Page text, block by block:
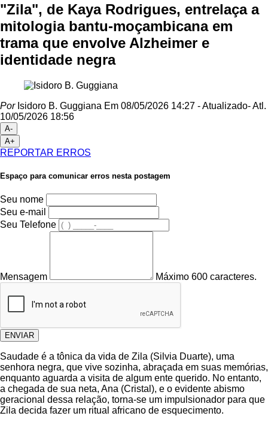
"Zila", de Kaya Rodrigues, entrelaça a
mitologia bantu-moçambicana em
trama que envolve Alzheimer e
identidade negra
PorIsidoro B. Guggiana Em 08/05/2026 14:27 - Atualizado- Atl.
10/05/2026 18:56
A-
A+
REPORTAR ERROS
Espaço para comunicar erros nesta postagem
Seu nome
Seu e-mail
Seu Telefone
Mensagem Máximo 600 caracteres.
ENVIAR
Saudade é a tônica da vida de Zila (Silvia Duarte), uma
senhora negra, que vive sozinha, abraçada em suas memórias,
enquanto aguarda a visita de algum ente querido. No entanto,
a chegada de sua neta, Ana (Cristal), e o evidente abismo
geracional dessa relação, torna-se um impulsionador para que
Zila decida fazer um ritual africano de esquecimento.